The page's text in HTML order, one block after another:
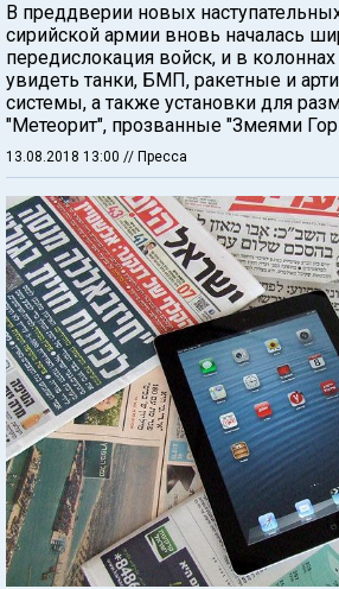
В преддверии новых
сирийской армии вновь началась
передислокация войск, и в
увидеть танки, БМП, ракетные и
системы, а также установки для
"Метеорит", прозванные "Змеями
13.08.2018 13:00 // Пресса